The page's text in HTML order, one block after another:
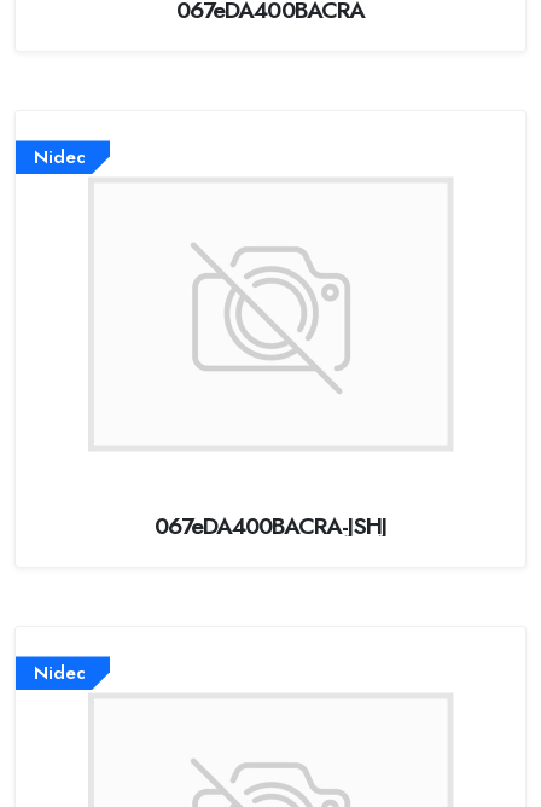
067eDA400BACRA
Nidec
067eDA400BACRA-JSHJ
Nidec